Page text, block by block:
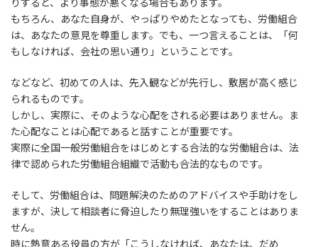
もちろん、あなた自身が、やっぱりやめたとなっても、労働組合
は、あなたの意見を尊重します。でも、一つ言えることは、「何
もしなければ、会社の思い通り」ということです。
などなど、初めての人は、先入観などが先行し、敷居が高く感じ
られるものです。
しかし、実際に、そのような心配をされる必要はありません。ま
た心配なことは心配であると話すことが重要です。
実際に全国一般労働組合をはじめとする合法的な労働組合は、法
律で認められた労働組合組織で活動も合法的なものです。
そして、労働組合は、問題解決のためのアドバイスや手助けをし
ますが、決して相談者に脅迫したり無理強いをすることはありま
せん。
時に熱意ある役員の方が「こうしなければ、あなたは、だめ